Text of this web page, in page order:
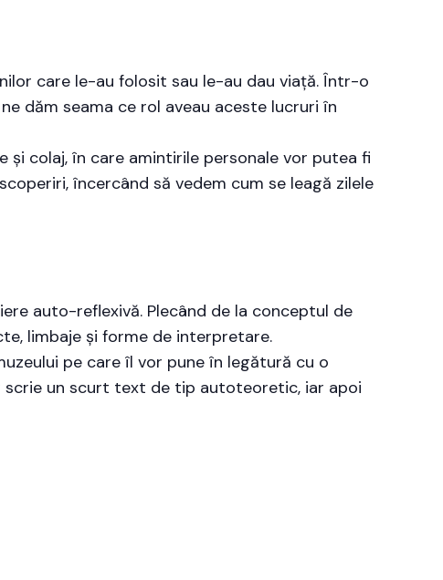
care le-au folosit sau le-au dau viață. Într-o
dăm seama ce rol aveau aceste lucruri în
și colaj, în care amintirile personale vor putea fi
încercând să vedem cum se leagă zilele
auto-reflexivă. Plecând de la conceptul de
limbaje și forme de interpretare.
pe care îl vor pune în legătură cu o
scrie un scurt text de tip autoteoretic, iar apoi